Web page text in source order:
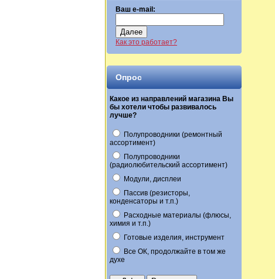
Ваш e-mail:
Далее
Как это работает?
Опрос
Какое из направлений магазина Вы
бы хотели чтобы развивалось
лучше?
Полупроводники (ремонтный
ассортимент)
Полупроводники
(радиолюбительский ассортимент)
Модули, дисплеи
Пассив (резисторы,
конденсаторы и т.п.)
Расходные материалы (флюсы,
химия и т.п.)
Готовые изделия, инструмент
Все ОК, продолжайте в том же
духе